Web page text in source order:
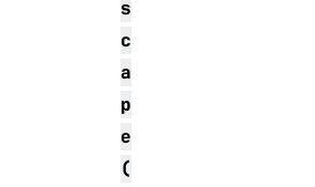
s
c
a
p
e
(